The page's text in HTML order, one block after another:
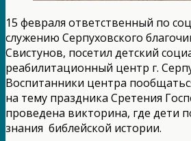
15 февраля ответственный по
служению Серпуховского
Свистунов, посетил детский
реабилитационный центр г.
Воспитанники центра
на тему праздника Сретения
проведена викторина, где дети
знания библейской истории.